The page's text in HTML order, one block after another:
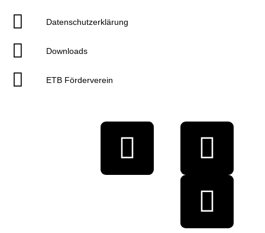
Datenschutzerklärung
Downloads
ETB Förderverein